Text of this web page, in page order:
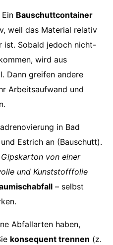
Bauschuttcontainer
weil das Material relativ
ist. Sobald jedoch nicht-
wird aus
Dann greifen andere
Arbeitsaufwand und
in Bad
Estrich an (Bauschutt).
Gipskarton von einer
und Kunststofffolie
– selbst
Abfallarten haben,
konsequent trennen (z.